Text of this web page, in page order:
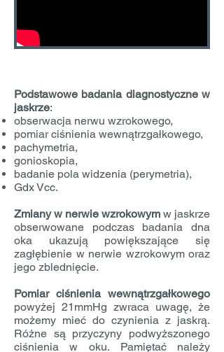
Podstawowe badania diagnostyczne w
jaskrze:
obserwacja nerwu wzrokowego,
pomiar ciśnienia wewnątrzgałkowego,
pachymetria,
gonioskopia,
badanie pola widzenia (perymetria),
Gdx Vcc.
Zmiany w nerwie wzrokowym w jaskrze
obserwowane podczas badania dna
oka ukazują powiększające się
zagłębienie w nerwie wzrokowym oraz
jego zblednięcie.
Pomiar ciśnienia wewnątrzgałkowego
powyżej 21mmHg zwraca uwagę, że
możemy mieć do czynienia z jaskrą.
Różne są przyczyny podwyższonego
ciśnienia w oku. Pamiętać należy